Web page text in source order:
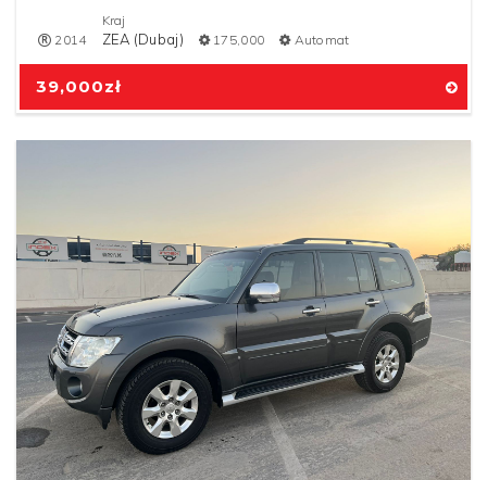
39,000zł
2014
Kraj
ZEA (Dubaj) 175,000 Automat